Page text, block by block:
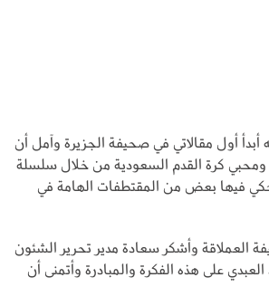
أبدأ أول مقالاتي في صحيفة الجزيرة وآمل أن
ومحبي كرة القدم السعودية من خلال سلسلة
فيها بعض من المقتطفات الهامة في
العملاقة وأشكر سعادة مدير تحرير الشئون
على هذه الفكرة والمبادرة وأتمنى أن